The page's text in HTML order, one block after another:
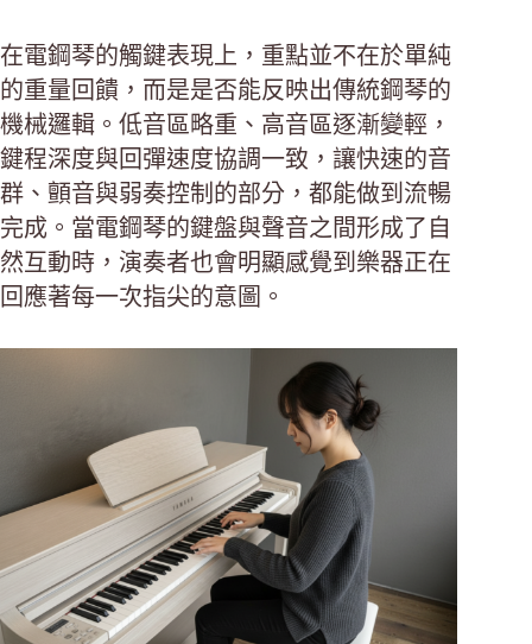
在電鋼琴的觸鍵表現上，重點並不在於單純
的重量回饋，而是是否能反映出傳統鋼琴的
機械邏輯。低音區略重、高音區逐漸變輕，
鍵程深度與回彈速度協調一致，讓快速的音
群、顫音與弱奏控制的部分，都能做到流暢
完成。當電鋼琴的鍵盤與聲音之間形成了自
然互動時，演奏者也會明顯感覺到樂器正在
回應著每一次指尖的意圖。